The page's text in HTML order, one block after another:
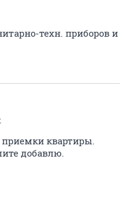
техн. приборов и
приемки квартиры.
добавлю.